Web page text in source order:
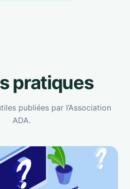
pratiques
publiées par l’Association
ADA.